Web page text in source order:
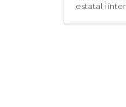
estatal i